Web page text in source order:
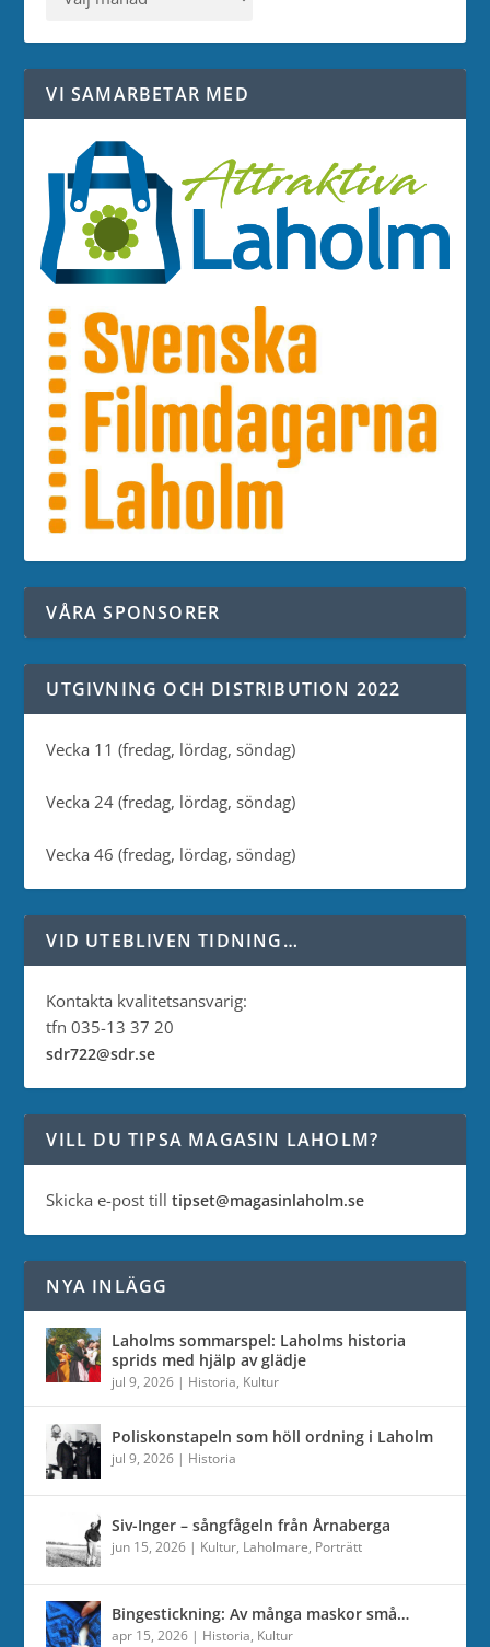
VI SAMARBETAR MED
VÅRA SPONSORER
UTGIVNING OCH DISTRIBUTION 2022
Vecka 11 (fredag, lördag, söndag)
Vecka 24 (fredag, lördag, söndag)
Vecka 46 (fredag, lördag, söndag)
VID UTEBLIVEN TIDNING…
Kontakta kvalitetsansvarig:
tfn 035-13 37 20
sdr722@sdr.se
VILL DU TIPSA MAGASIN LAHOLM?
Skicka e-post tilltipset@magasinlaholm.se
NYA INLÄGG
Laholms sommarspel: Laholms historia
sprids med hjälp av glädje
jul 9, 2026 | Historia, Kultur
Poliskonstapeln som höll ordning i Laholm
jul 9, 2026 | Historia
Siv-Inger – sångfågeln från Årnaberga
jun 15, 2026 | Kultur, Laholmare, Porträtt
Bingestickning: Av många maskor små…
apr 15, 2026 | Historia, Kultur